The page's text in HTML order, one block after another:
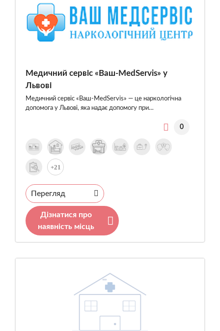
Медичний сервіс «Ваш-MedServis» у
Львові
Медичний сервіс «Ваш-MedServis» — це наркологічна
допомога у Львові, яка надає допомогу при…
0
+21
Перегляд
Дізнатися про
наявність місць